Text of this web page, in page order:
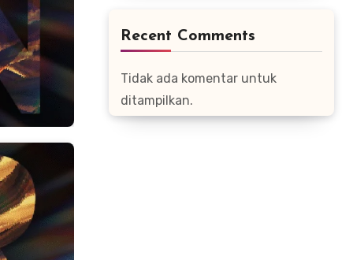
Recent Comments
Tidak ada komentar untuk
ditampilkan.